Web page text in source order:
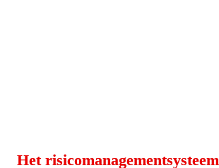
Het risicomanagementsysteem